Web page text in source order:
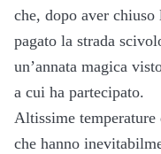
che, dopo aver
pagato la strada
un’annata magica
a cui ha partecipato.
Altissime
che hanno